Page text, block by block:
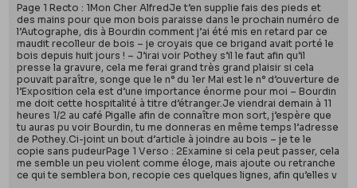
Page 1 Recto : 1Mon Cher AlfredJe t’en supplie fais des pieds et
des mains pour que mon bois paraisse dans le prochain numéro de
l’Autographe, dis à Bourdin comment j’ai été mis en retard par ce
maudit recolleur de bois – je croyais que ce brigand avait porté le
bois depuis huit jours ! – J’irai voir Pothey s’il le faut afin qu’il
presse la gravure, cela me ferai grand très grand plaisir si cela
pouvait paraître, songe que le n° du 1er Mai est le n° d’ouverture de
l’Exposition cela est d’une importance énorme pour moi – Bourdin
me doit cette hospitalité à titre d’étranger.Je viendrai demain à 11
heures 1/2 au café Pigalle afin de connaître mon sort, j’espère que
tu auras pu voir Bourdin, tu me donneras en même temps l’adresse
de Pothey.Ci-joint un bout d’article à joindre au bois – je te le
copie sans pudeurPage 1 Verso : 2Examine si cela peut passer, cela
me semble un peu violent comme éloge, mais ajoute ou retranche
ce qui te semblera bon, recopie ces quelques lignes, afin qu’elles v